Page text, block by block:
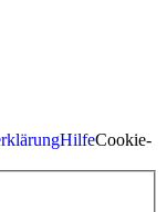
HilfeCookie-